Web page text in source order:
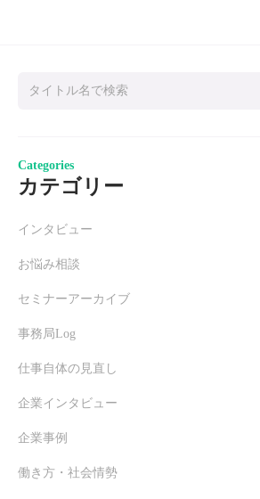
Categories
カテゴリー
インタビュー
お悩み相談
セミナーアーカイブ
事務局Log
仕事自体の見直し
企業インタビュー
企業事例
働き方・社会情勢